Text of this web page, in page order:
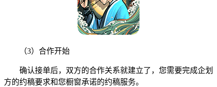
（3）合作开始
确认接单后，双方的合作关系就建立了，您需要完成企划
方的约稿要求和您橱窗承诺的约稿服务。